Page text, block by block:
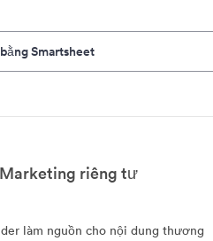
Smartsheet
riêng tư
làm nguồn cho nội dung thương